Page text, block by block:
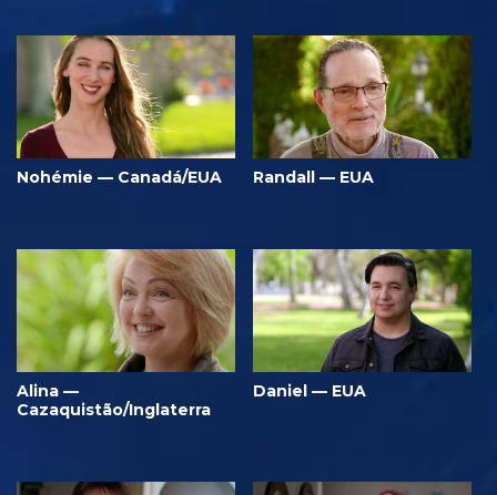
Nohémie — Canadá/EUA Randall — EUA
Alina —
Cazaquistão/Inglaterra
Daniel — EUA